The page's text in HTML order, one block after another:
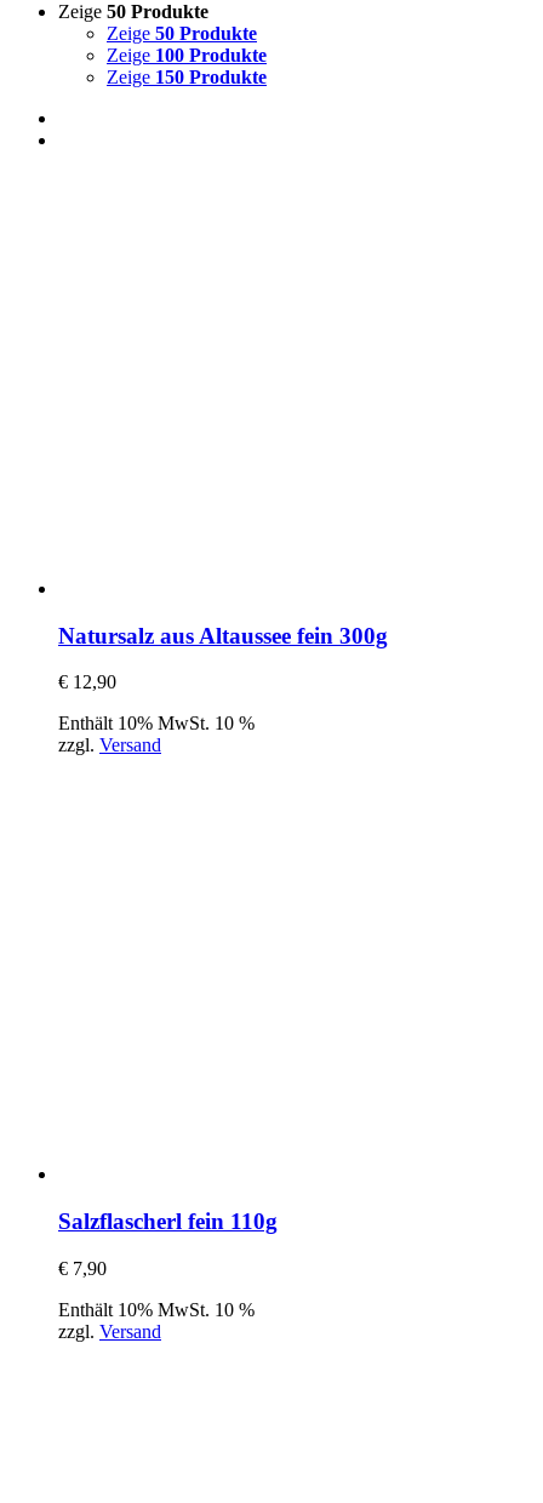
Zeige 50 Produkte
Zeige 50 Produkte
Zeige 100 Produkte
Zeige 150 Produkte
Natursalz aus Altaussee fein 300g
€ 12,90
Enthält 10% MwSt. 10 %
zzgl. Versand
Salzflascherl fein 110g
€ 7,90
Enthält 10% MwSt. 10 %
zzgl. Versand